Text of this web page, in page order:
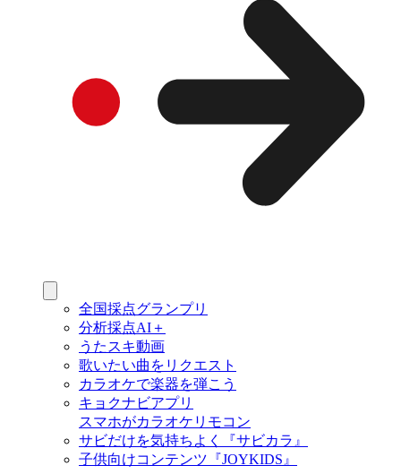
全国採点グランプリ
分析採点AI＋
うたスキ動画
歌いたい曲をリクエスト
カラオケで楽器を弾こう
キョクナビアプリ
スマホがカラオケリモコン
サビだけを気持ちよく『サビカラ』
子供向けコンテンツ『JOYKIDS』